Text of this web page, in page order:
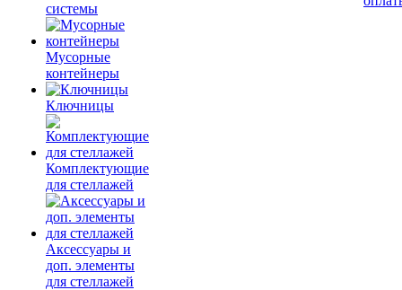
системы
Мусорные
контейнеры
Ключницы
Комплектующие
для стеллажей
Аксессуары и
доп. элементы
для стеллажей